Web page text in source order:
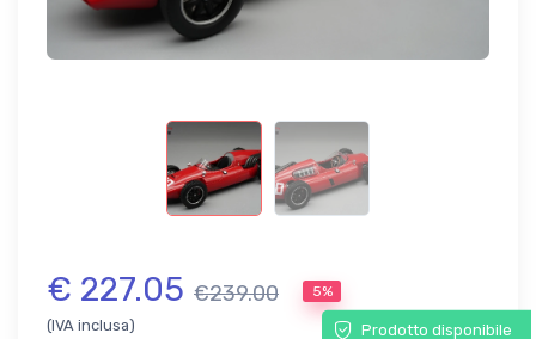
€ 227.05 €239.00 5%
(IVA inclusa) Prodotto disponibile